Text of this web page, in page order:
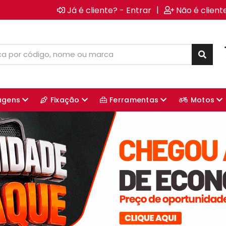
Já é cliente? - Entrar | Não é
Fixação Ferramentas Motos